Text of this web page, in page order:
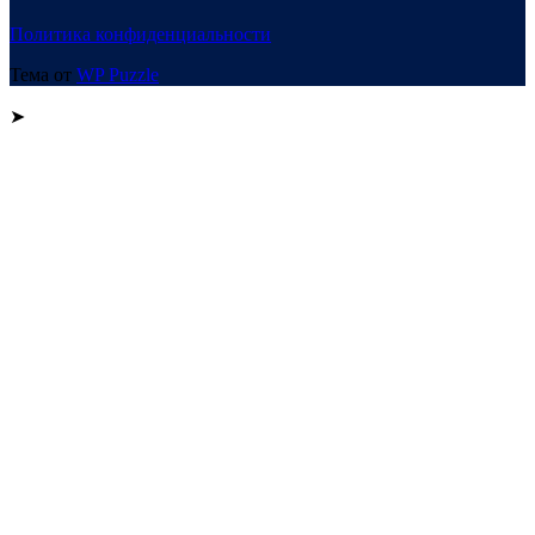
Политика конфиденциальности
Тема от WP Puzzle
➤